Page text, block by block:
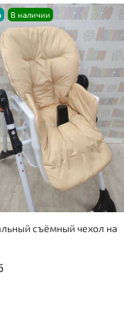
В наличии
съёмный чехол на